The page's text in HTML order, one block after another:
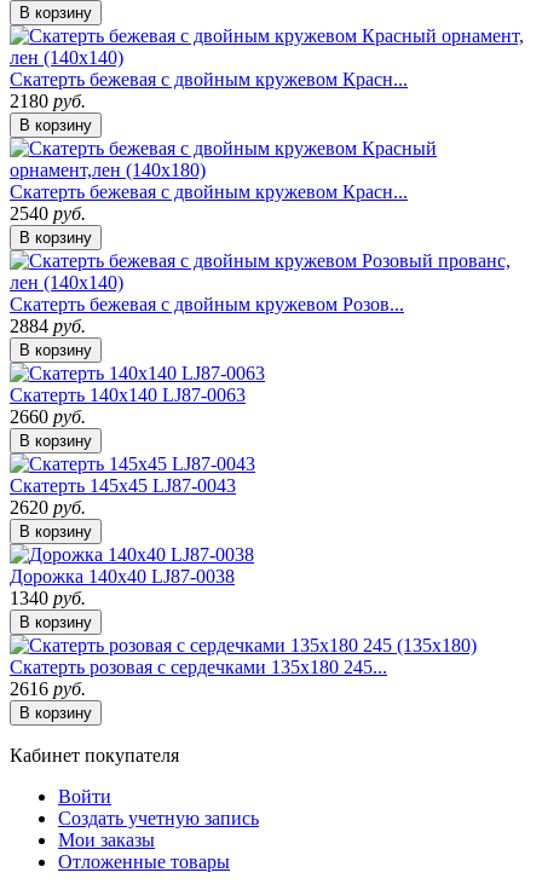
В корзину
Скатерть бежевая с двойным кружевом Красн...
2180 руб.
В корзину
Скатерть бежевая с двойным кружевом Красн...
2540 руб.
В корзину
Скатерть бежевая с двойным кружевом Розов...
2884 руб.
В корзину
Скатерть 140х140 LJ87-0063
2660 руб.
В корзину
Скатерть 145х45 LJ87-0043
2620 руб.
В корзину
Дорожка 140х40 LJ87-0038
1340 руб.
В корзину
Скатерть розовая с сердечками 135х180 245...
2616 руб.
В корзину
Кабинет покупателя
Войти
Создать учетную запись
Мои заказы
Отложенные товары